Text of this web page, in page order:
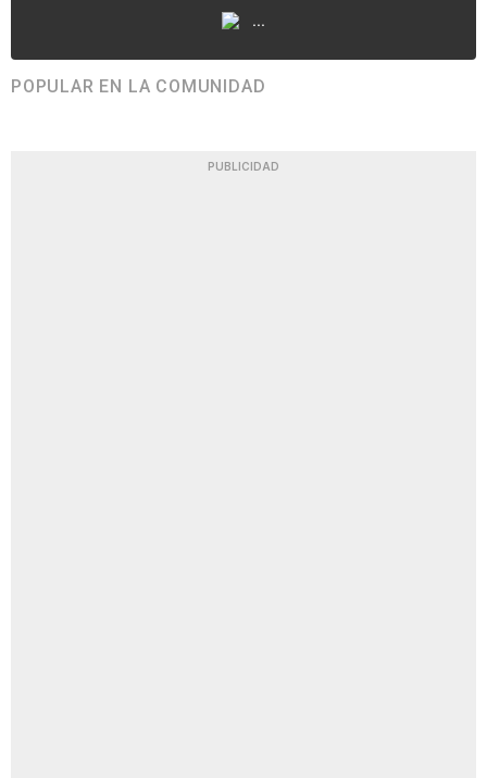
...
POPULAR EN LA COMUNIDAD
PUBLICIDAD